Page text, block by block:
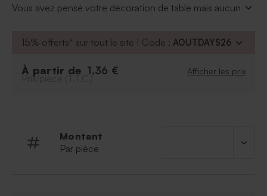
Vous avez pensé votre décoration de table mais aucun
vierge rectangle format portrait effet mataux
vous, nous en sommes sûrs !
15% offerts* sur tout le site | Code : AOUTDAYS26
À partir de 1,36 € Afficher les prix
Prix/pièce (T.T.C.)
Montant
Par pièce